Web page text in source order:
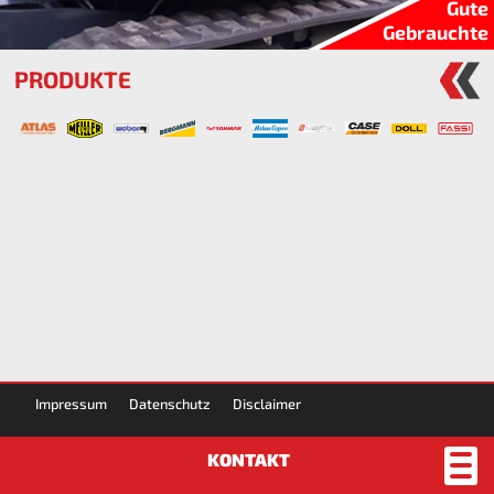
Gute
Gebrauchte
PRODUKTE
Impressum Datenschutz Disclaimer